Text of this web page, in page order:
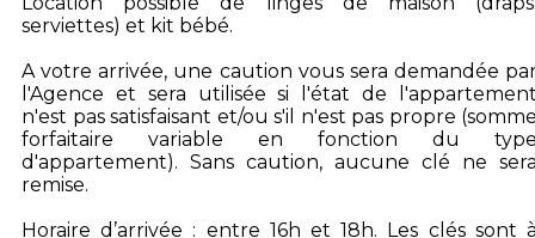
serviettes) et kit bébé.
A votre arrivée, une caution vous sera demandée
l'Agence et sera utilisée si l'état de
n'est pas satisfaisant et/ou s'il n'est pas propre
forfaitaire variable en fonction du
d'appartement). Sans caution, aucune clé ne
remise.
Horaire d’arrivée : entre 16h et 18h. Les clés sont